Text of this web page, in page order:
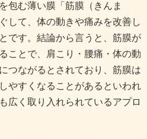
包む薄い膜「筋膜（きんま
して、体の動きや痛みを改善し
です。結論から言うと、筋膜が
ことで、肩こり・腰痛・体の動
つながるとされており、筋膜は
やすくなることがあるといわれ
広く取り入れられているアプロ